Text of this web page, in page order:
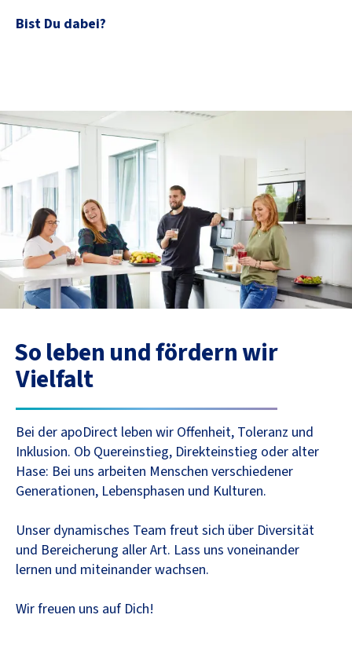
Bist Du dabei?
So leben und fördern wir
Vielfalt
Bei der apoDirect leben wir Offenheit, Toleranz und
Inklusion. Ob Quereinstieg, Direkteinstieg oder alter
Hase: Bei uns arbeiten Menschen verschiedener
Generationen, Lebensphasen und Kulturen.
Unser dynamisches Team freut sich über Diversität
und Bereicherung aller Art. Lass uns voneinander
lernen und miteinander wachsen.
Wir freuen uns auf Dich!